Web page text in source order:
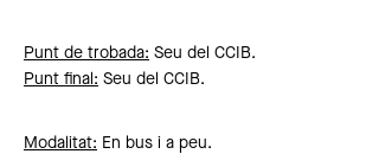
Punt de trobada: Seu del CCIB.
Punt final: Seu del CCIB.
Modalitat: En bus i a peu.